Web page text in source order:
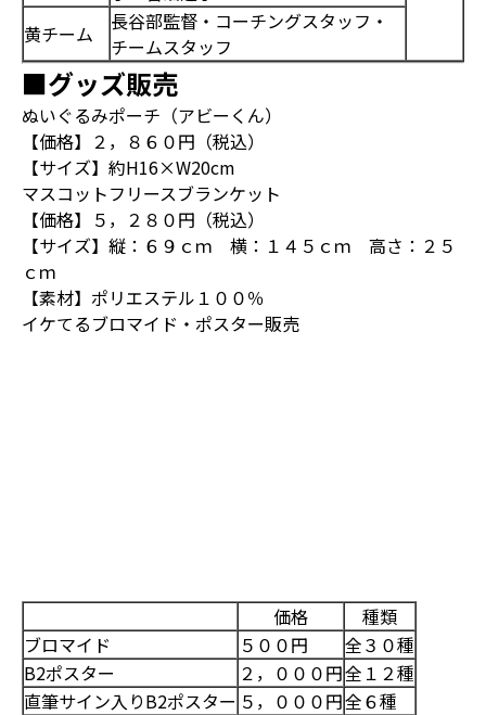
黄チーム
長谷部監督・コーチングスタッフ・
チームスタッフ
■グッズ販売
ぬいぐるみポーチ（アビーくん）
【価格】２，８６０円（税込）
【サイズ】約H16×W20cm
マスコットフリースブランケット
【価格】５，２８０円（税込）
【サイズ】縦：６９ｃｍ 横：１４５ｃｍ 高さ：２５
ｃｍ
【素材】ポリエステル１００％
イケてるブロマイド・ポスター販売
価格
種類
ブロマイド
５００円
全３０種
B2ポスター
２，０００円全１２種
直筆サイン入りB2ポスター ５，０００円全６種